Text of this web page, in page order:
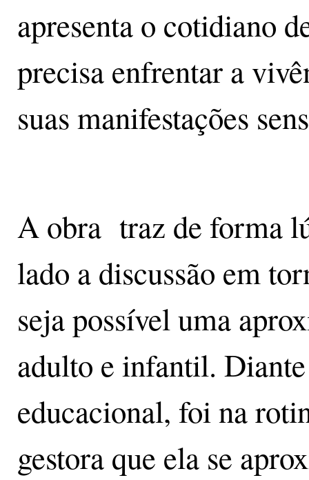
apresenta o cotidiano
precisa enfrentar a
suas manifestações
A obra traz de forma
lado a discussão em
seja possível uma
adulto e infantil.
educacional, foi na
gestora que ela se